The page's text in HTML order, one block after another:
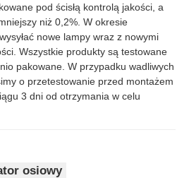
pod ścisłą kontrolą jakości, a
niż 0,2%. W okresie
nowe lampy wraz z nowymi
Wszystkie produkty są testowane
pakowane. W przypadku wadliwych
o przetestowanie przed montażem
3 dni od otrzymania w celu
osiowy